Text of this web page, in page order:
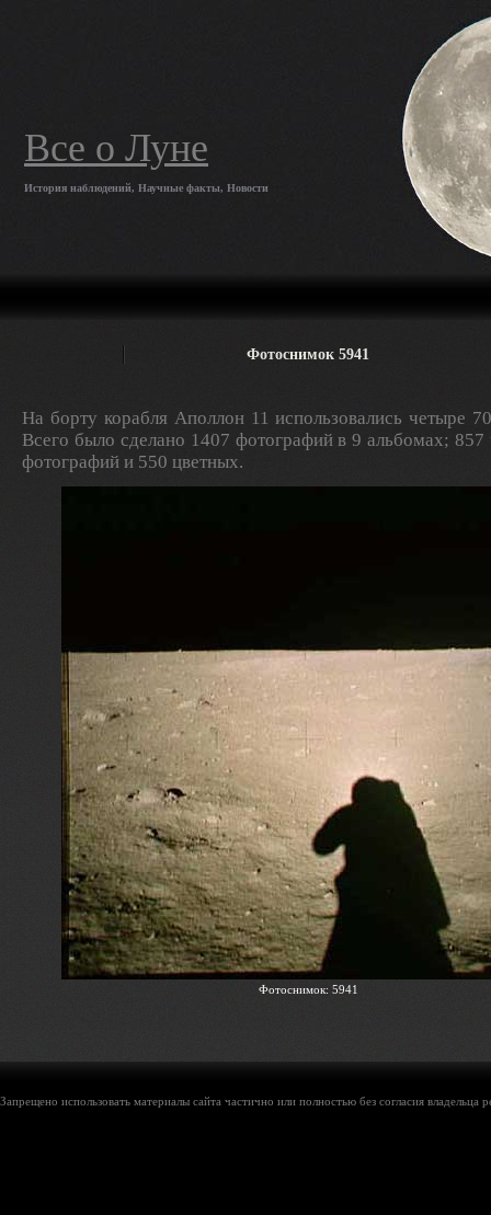
Все о Луне
История наблюдений, Научные факты, Новости
Фотоснимок 5941
На борту корабля Аполлон 11 использовались четыре
Всего было сделано 1407 фотографий в 9 альбомах;
фотографий и 550 цветных.
Фотоснимок: 5941
Запрещено использовать материалы сайта частично или полностью без согласия